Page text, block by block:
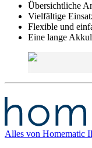
Übersichtliche
Vielfältige
Flexible und
Eine lange
Alles von Homematic